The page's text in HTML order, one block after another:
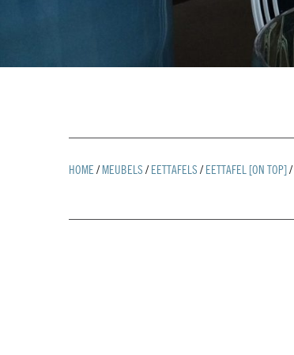
HOME / MEUBELS / EETTAFELS / EETTAFEL [ON TOP] /